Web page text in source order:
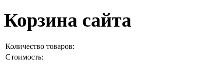
Корзина сайта
Количество товаров:
Стоимость: